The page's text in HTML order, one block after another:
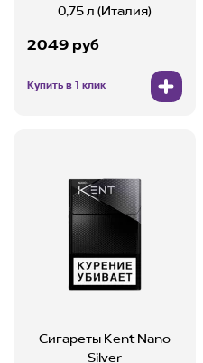
0,75 л (Италия)
2049 руб
Купить в 1 клик
Сигареты Kent Nano
Silver